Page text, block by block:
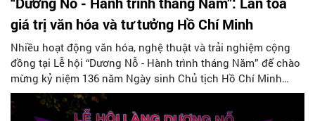
giá trị văn hóa và tư tưởng Hồ Chí Minh
Nhiều hoạt động văn hóa, nghệ thuật và trải nghiệm cộng
đồng tại Lễ hội “Dương Nỗ - Hành trình tháng Năm” để chào
mừng kỷ niệm 136 năm Ngày sinh Chủ tịch Hồ Chí Minh
(19/5/1890 - 19/5/2026).